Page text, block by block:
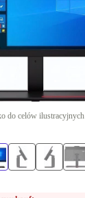
do celów ilustracyjnych